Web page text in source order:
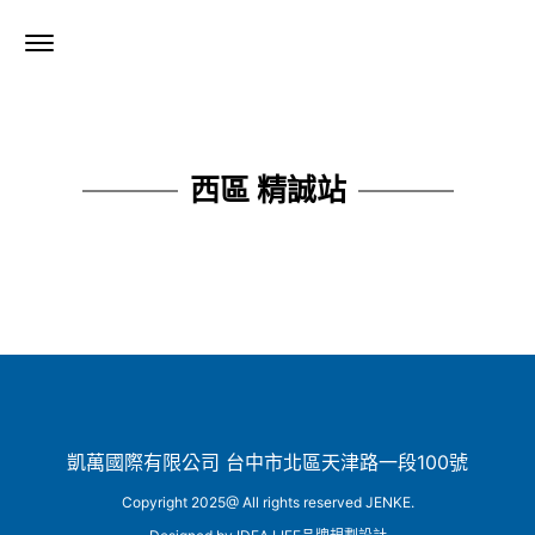
西區 精誠站
凱萬國際有限公司 台中市北區天津路一段100號
Copyright 2025@ All rights reserved JENKE.